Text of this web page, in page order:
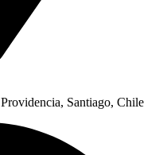
Santiago, Chile